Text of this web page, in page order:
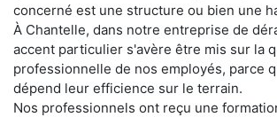
concerné est une structure ou bien une
À Chantelle, dans notre entreprise de
accent particulier s'avère être mis sur la
professionnelle de nos employés, parce
dépend leur efficience sur le terrain.
Nos professionnels ont reçu une